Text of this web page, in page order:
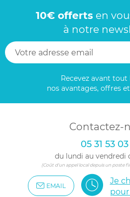
10€ offerts en
à notre
Recevez avant
nos avantages, offres
Contactez-
05 31 53
du lundi au vendredi
(Coût d'un appel local depuis un poste
EMAIL
Je